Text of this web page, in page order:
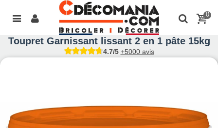
0
Toupret Garnissant lissant 2 en 1 pâte 15kg
4.7/5 +5000 avis